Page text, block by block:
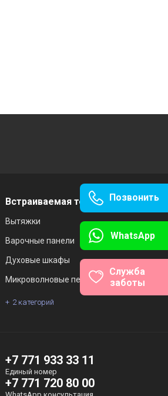
Встраиваемая техника
Вытяжки
Варочные панели
Духовые шкафы
Микроволновые печи
2 категорий
+7 771 933 33 11
Единый номер
+7 771 720 80 00
Позвонить
WhatsApp
Служба
заботы